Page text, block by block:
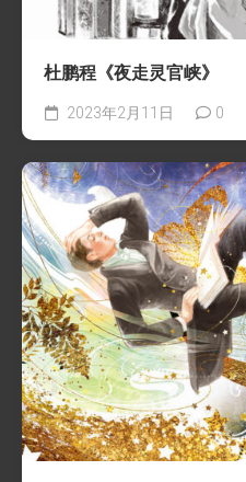
杜鹏程《夜走灵官峡》
2023年2月11日 0